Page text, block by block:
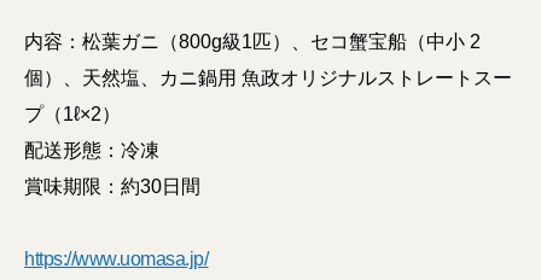
内容：松葉ガニ（800g級1匹）、セコ蟹宝船（中小 2
個）、天然塩、カニ鍋用 魚政オリジナルストレートスー
プ（1ℓ×2）
配送形態：冷凍
賞味期限：約30日間
https://www.uomasa.jp/